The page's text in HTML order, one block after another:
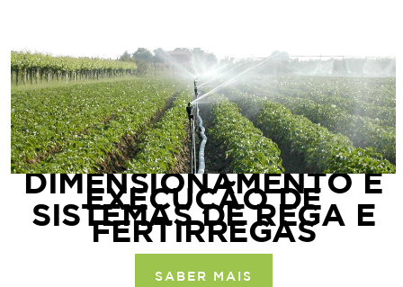
DIMENSIONAMENTO E
EXECUÇÃO DE
SISTEMAS DE REGA E
FERTIRREGAS
SABER MAIS